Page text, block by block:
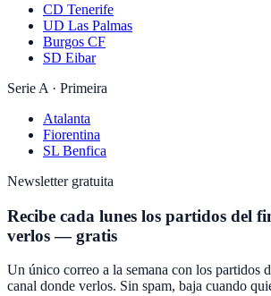
CD Tenerife
UD Las Palmas
Burgos CF
SD Eibar
Serie A · Primeira
Atalanta
Fiorentina
SL Benfica
Newsletter gratuita
Recibe cada lunes los partidos del
verlos — gratis
Un único correo a la semana con los partidos
canal donde verlos. Sin spam, baja cuando